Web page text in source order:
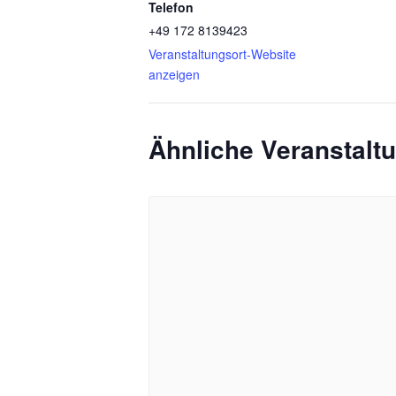
Telefon
+49 172 8139423
Veranstaltungsort-Website
anzeigen
Ähnliche